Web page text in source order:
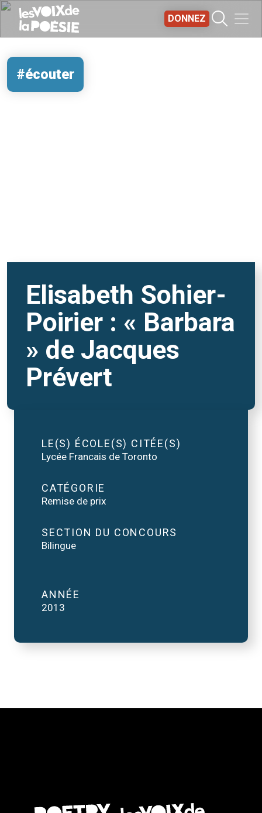
DONNEZ
#écouter
Elisabeth Sohier-
Poirier : « Barbara
» de Jacques
Prévert
LE(S) ÉCOLE(S) CITÉE(S)
Lycée Francais de Toronto
CATÉGORIE
Remise de prix
SECTION DU CONCOURS
Bilingue
ANNÉE
2013